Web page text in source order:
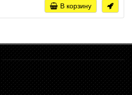
В корзину